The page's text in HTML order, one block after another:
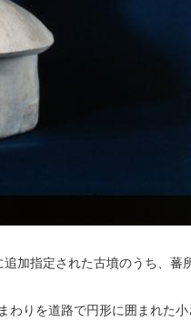
加指定された古墳のうち、蕃
わりを道路で円形に囲まれた